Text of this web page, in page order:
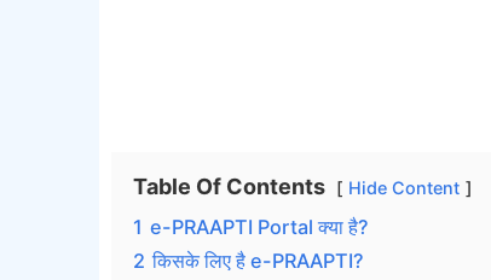
Table Of Contents Hide Content
1 e-PRAAPTI Portal क्या है?
2 किसके लिए है e-PRAAPTI?